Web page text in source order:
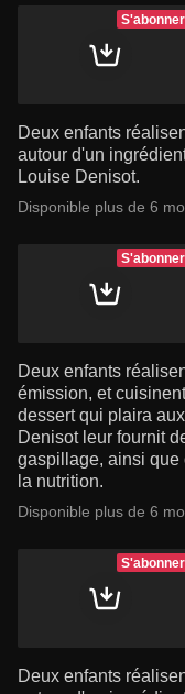
S'abonner
Deux enfants
autour d'un
Louise Denisot.
Disponible plus de 6
S'abonner
Deux enfants
émission, et
dessert qui plaira
Denisot leur fournit
gaspillage, ainsi que
la nutrition.
Disponible plus de 6
S'abonner
Deux enfants